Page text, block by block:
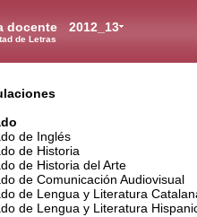
2012_13
docente
de Letras
de Inglés
de Historia
de Historia del Arte
de Comunicación Audiovisual
de Lengua y Literatura
de Lengua y Literatura